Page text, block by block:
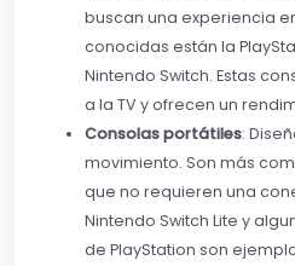
buscan una experiencia
conocidas están la
Nintendo Switch. Estas
a la TV y ofrecen un
Consolas portátiles:
movimiento. Son más
que no requieren una
Nintendo Switch Lite y
de PlayStation son